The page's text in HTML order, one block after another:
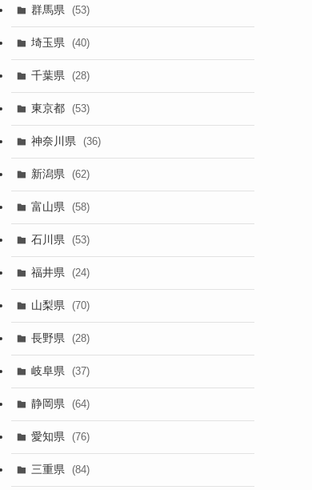
群馬県 (53)
埼玉県 (40)
千葉県 (28)
東京都 (53)
神奈川県 (36)
新潟県 (62)
富山県 (58)
石川県 (53)
福井県 (24)
山梨県 (70)
長野県 (28)
岐阜県 (37)
静岡県 (64)
愛知県 (76)
三重県 (84)